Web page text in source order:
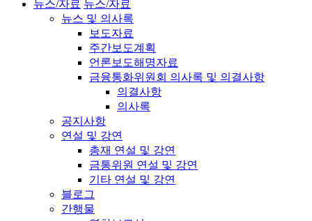
뉴스/자료 뉴스/자료
뉴스 및 의사록
보도자료
주간보도계획
언론보도해명자료
금융통화위원회 의사록 및 의결사항
의결사항
의사록
공지사항
연설 및 강연
총재 연설 및 강연
금통위원 연설 및 강연
기타 연설 및 강연
블로그
간행물